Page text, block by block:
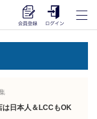
は日本人＆LCCもOK